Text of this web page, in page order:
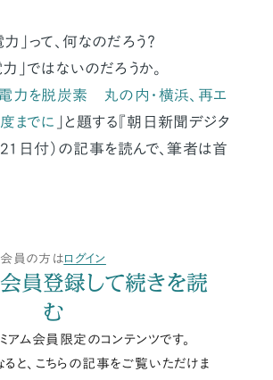
」って、何なのだろう？
」ではないのだろうか。
力を脱炭素 丸の内・横浜、再エ
までに
」と題する『朝日新聞デジタ
日付）の記事を読んで、筆者は首
会員の方はログイン
員登録して続きを読
む
アム会員限定のコンテンツです。
ると、こちらの記事をご覧いただけま